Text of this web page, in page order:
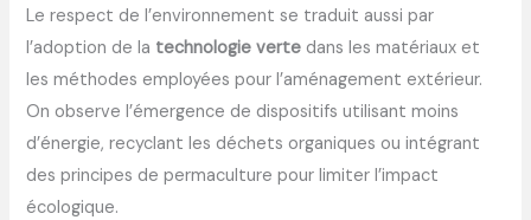
Le respect de l’environnement se traduit aussi par
l’adoption de la technologie verte dans les matériaux et
les méthodes employées pour l’aménagement extérieur.
On observe l’émergence de dispositifs utilisant moins
d’énergie, recyclant les déchets organiques ou intégrant
des principes de permaculture pour limiter l’impact
écologique.